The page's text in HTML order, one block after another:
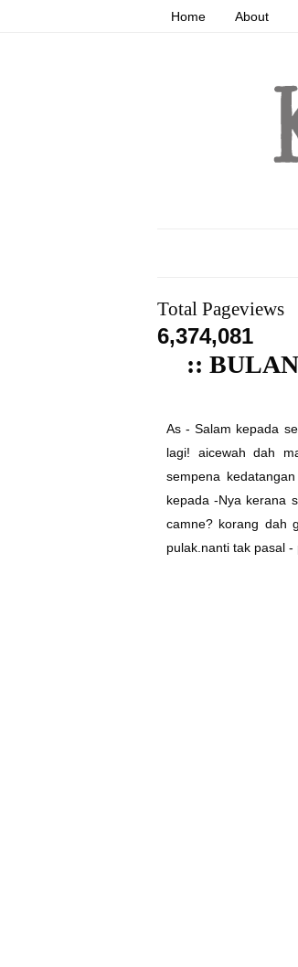
Home About
Total Pageviews
6,374,081
::
As - Salam kepada
lagi! aicewah dah
sempena
kepada -Nya kerana
camne? korang dah
pulak.nanti tak pasal -